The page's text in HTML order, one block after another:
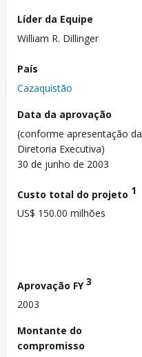
Líder da Equipe
William R. Dillinger
País
Cazaquistão
Data da aprovação
(conforme apresentação da
Diretoria Executiva)
30 de junho de 2003
Custo total do projeto 1
US$ 150.00 milhões
Aprovação FY3
2003
Montante do
compromisso